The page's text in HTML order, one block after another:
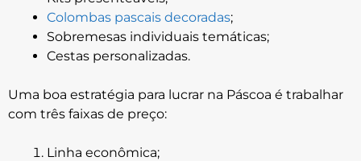
Colombas pascais decoradas;
Sobremesas individuais temáticas;
Cestas personalizadas.
Uma boa estratégia para lucrar na Páscoa é trabalhar
com três faixas de preço:
Linha econômica;